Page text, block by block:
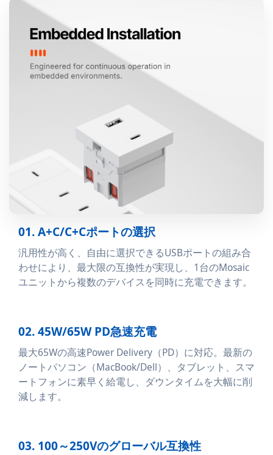
01. A+C/C+Cポートの選択
汎用性が高く、自由に選択できるUSBポートの組み合
わせにより、最大限の互換性が実現し、1台のMosaic
ユニットから複数のデバイスを同時に充電できます。
02. 45W/65W PD急速充電
最大65Wの高速Power Delivery（PD）に対応。最新の
ノートパソコン（MacBook/Dell）、タブレット、スマ
ートフォンに素早く給電し、ダウンタイムを大幅に削
減します。
03. 100～250Vのグローバル互換性